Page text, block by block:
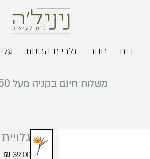
בית חנות גלריית החנות
משלוח חינם בקניה מעל 350 ש"ח